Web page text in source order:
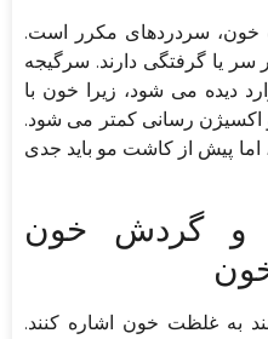
خون، سردردهای مکرر است.
سر یا گرفتگی دارند. سرگیجه
دیده می شود، زیرا خون با
رسانی کمتر می شود.
اما پیش از کاشت مو باید جدی
و گردش خون
به غلظت خون اشاره کنند.